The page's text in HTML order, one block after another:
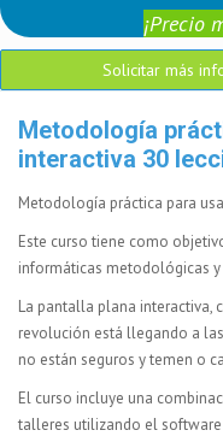
¡Precio
Solicitar más
Metodología
interactiva 30
Metodología práctica para
Este curso tiene como
informáticas metodológicas
La pantalla plana interactiva,
revolución está llegando a
no están seguros y temen o
El curso incluye una
talleres utilizando el software